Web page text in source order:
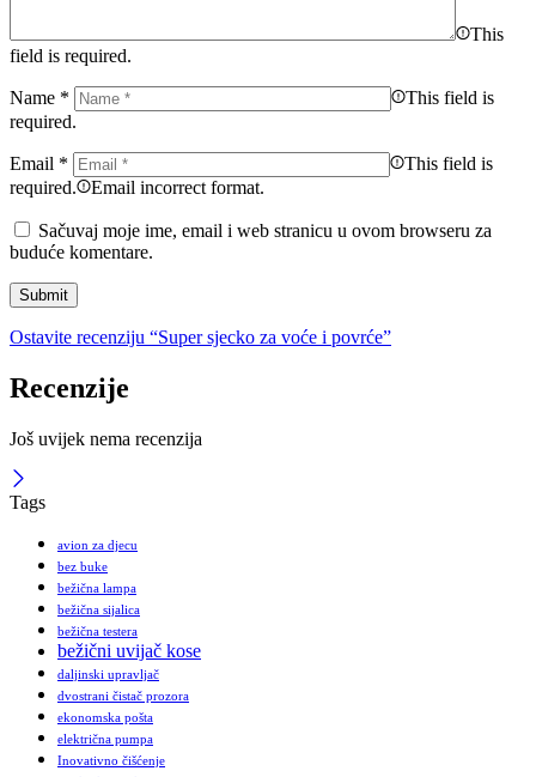
This
field is required.
Name *
This field is
required.
Email *
This field is
required.
Email incorrect format.
Sačuvaj moje ime, email i web stranicu u ovom browseru za
buduće komentare.
Ostavite recenziju “Super sjecko za voće i povrće”
Recenzije
Još uvijek nema recenzija
Tags
avion za djecu
bez buke
bežična lampa
bežična sijalica
bežična testera
bežični uvijač kose
daljinski upravljač
dvostrani čistač prozora
ekonomska pošta
električna pumpa
Inovativno čišćenje